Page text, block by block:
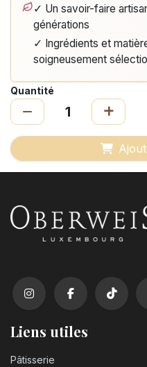
✓ Un savoir-faire
générations
✓ Ingrédients et
soigneusement
Quantité
Liens utiles
Pâtisserie